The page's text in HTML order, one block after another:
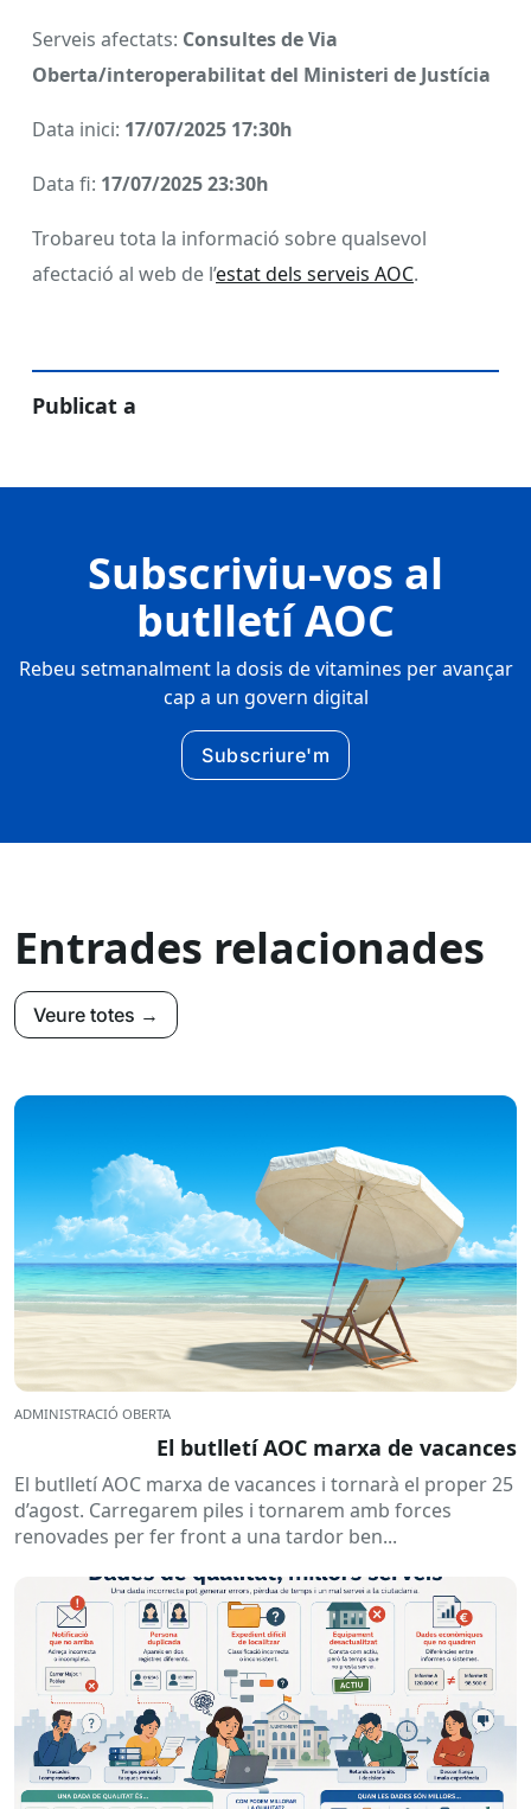
Serveis afectats: Consultes de Via
Oberta/interoperabilitat del Ministeri de Justícia
Data inici: 17/07/2025 17:30h
Data fi: 17/07/2025 23:30h
Trobareu tota la informació sobre qualsevol
afectació al web de l’estat dels serveis AOC.
Publicat a
Subscriviu-vos al
butlletí AOC
Rebeu setmanalment la dosis de vitamines per avançar
cap a un govern digital
Subscriure'm
Entrades relacionades
Veure totes →
ADMINISTRACIÓ OBERTA
El butlletí AOC marxa de vacances
El butlletí AOC marxa de vacances i tornarà el proper 25
d’agost. Carregarem piles i tornarem amb forces
renovades per fer front a una tardor ben...